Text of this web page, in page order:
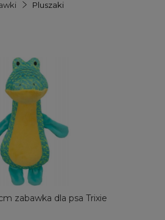
Pluszaki
zabawka dla psa Trixie